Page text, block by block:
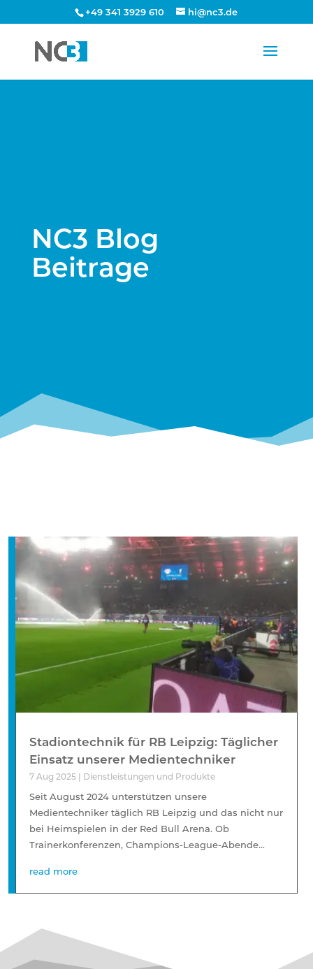
+49 341 3929 610 hi@nc3.de
NC3 Blog
Beitrage
Stadiontechnik für RB Leipzig: Täglicher
Einsatz unserer Medientechniker
7 Aug 2025 | Dienstleistungen und Produkte
Seit August 2024 unterstützen unsere
Medientechniker täglich RB Leipzig und das nicht nur
bei Heimspielen in der Red Bull Arena. Ob
Trainerkonferenzen, Champions-League-Abende...
read more